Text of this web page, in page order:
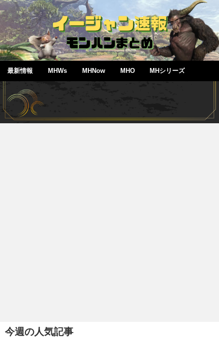
最新情報 MHWs MHNow MHO MHシリーズ
今週の人気記事